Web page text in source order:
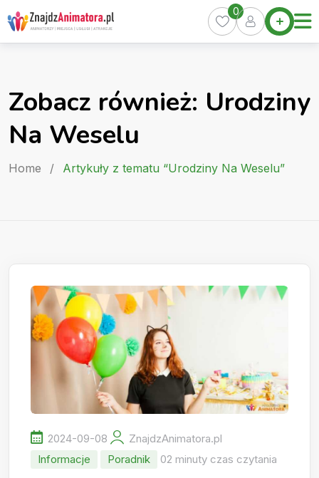
Skip
to
content
Home
Oferty
Pakiety
0
Zobacz również: Urodziny
Na Weselu
Home / Artykuły z tematu “Urodziny Na Weselu”
2024-09-08
ZnajdzAnimatora.pl
Informacje
Poradnik 02 minuty czas czytania